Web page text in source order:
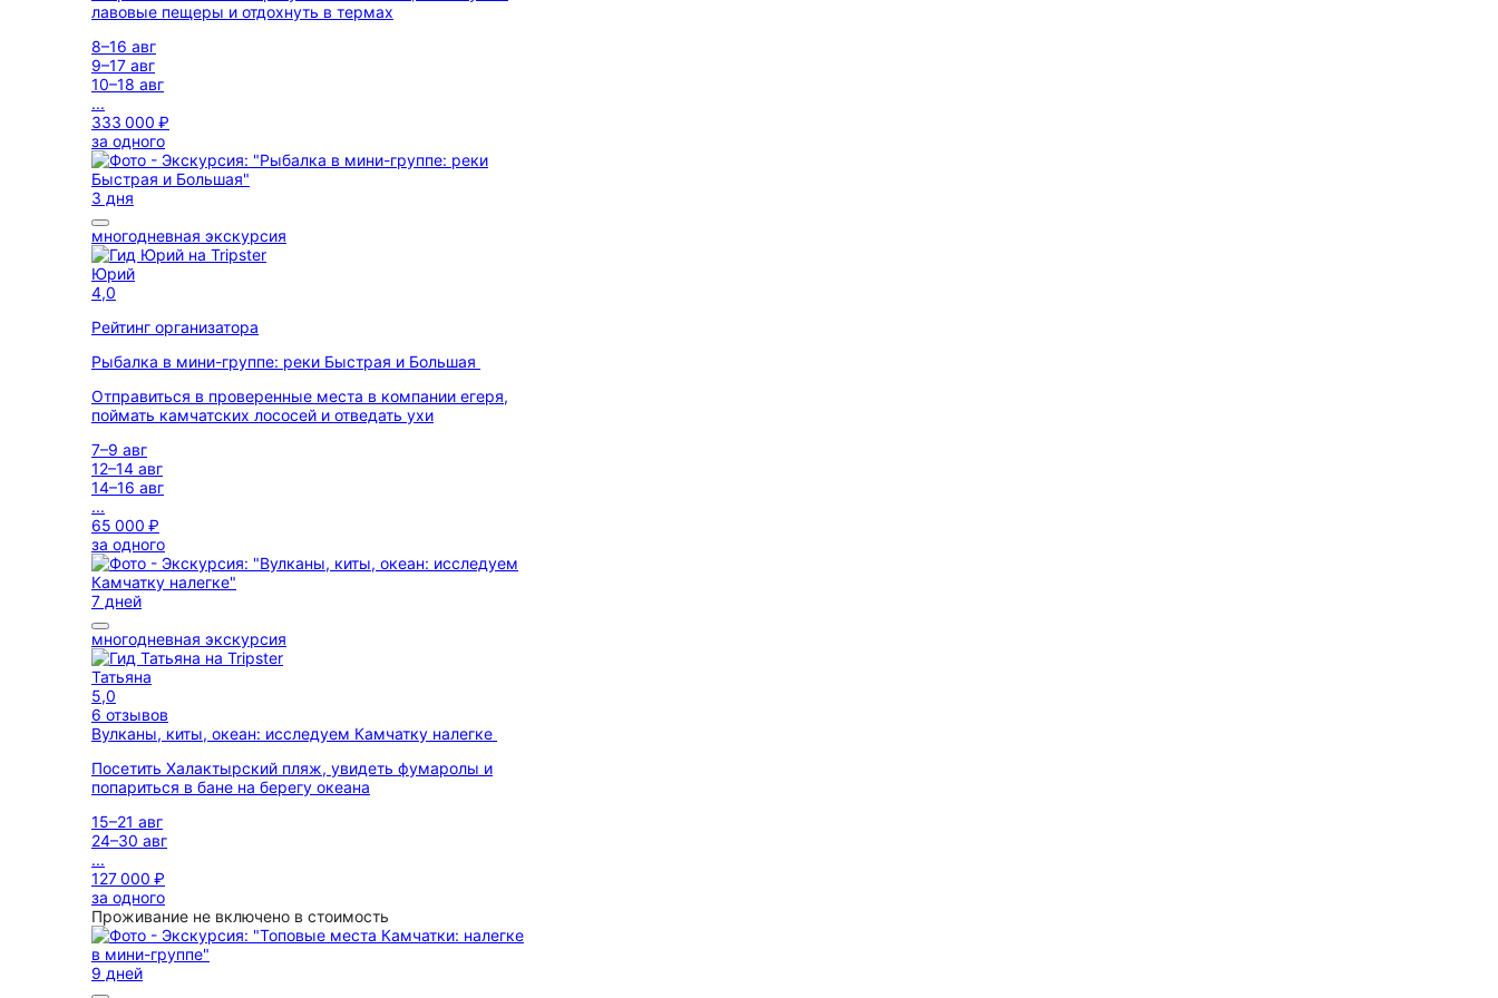
лавовые пещеры и отдохнуть в термах
8–16 авг
9–17 авг
10–18 авг
...
333 000 ₽
за одного
3 дня
многодневная экскурсия
Юрий
4,0
Рейтинг организатора
Рыбалка в мини-группе: реки Быстрая и Большая
Отправиться в проверенные места в компании егеря,
поймать камчатских лососей и отведать ухи
7–9 авг
12–14 авг
14–16 авг
...
65 000 ₽
за одного
7 дней
многодневная экскурсия
Татьяна
5,0
6 отзывов
Вулканы, киты, океан: исследуем Камчатку налегке
Посетить Халактырский пляж, увидеть фумаролы и
попариться в бане на берегу океана
15–21 авг
24–30 авг
...
127 000 ₽
за одного
Проживание не включено в стоимость
9 дней